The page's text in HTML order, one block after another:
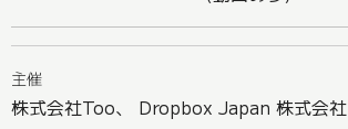
主催
株式会社Too、 Dropbox Japan 株式会社